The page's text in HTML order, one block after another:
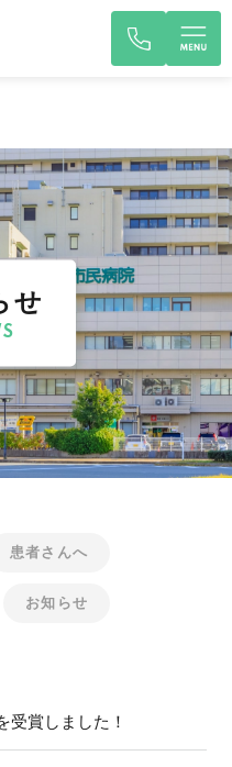
せ
患者さんへ
お知らせ
受賞しました！